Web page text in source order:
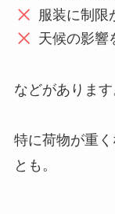
服装に制限
天候の影響
などがあります
特に荷物が重
とも。